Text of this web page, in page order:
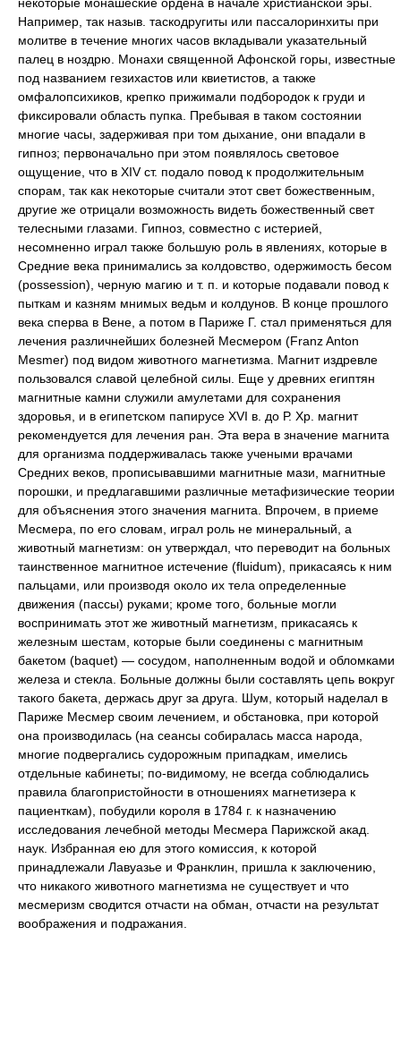
Например, так назыв. таскодругиты или пассалоринхиты при
молитве в течение многих часов вкладывали указательный
палец в ноздрю. Монахи священной Афонской горы, известные
под названием гезихастов или квиетистов, а также
омфалопсихиков, крепко прижимали подбородок к груди и
фиксировали область пупка. Пребывая в таком состоянии
многие часы, задерживая при том дыхание, они впадали в
гипноз; первоначально при этом появлялось световое
ощущение, что в XIV ст. подало повод к продолжительным
спорам, так как некоторые считали этот свет божественным,
другие же отрицали возможность видеть божественный свет
телесными глазами. Гипноз, совместно с истерией,
несомненно играл также большую роль в явлениях, которые в
Средние века принимались за колдовство, одержимость бесом
(possession), черную магию и т. п. и которые подавали повод к
пыткам и казням мнимых ведьм и колдунов. В конце прошлого
века сперва в Вене, а потом в Париже Г. стал применяться для
лечения различнейших болезней Месмером (Franz Anton
Mesmer) под видом животного магнетизма. Магнит издревле
пользовался славой целебной силы. Еще у древних египтян
магнитные камни служили амулетами для сохранения
здоровья, и в египетском папирусе XVI в. до Р. Хр. магнит
рекомендуется для лечения ран. Эта вера в значение магнита
для организма поддерживалась также учеными врачами
Средних веков, прописывавшими магнитные мази, магнитные
порошки, и предлагавшими различные метафизические теории
для объяснения этого значения магнита. Впрочем, в приеме
Месмера, по его словам, играл роль не минеральный, а
животный магнетизм: он утверждал, что переводит на больных
таинственное магнитное истечение (fluidum), прикасаясь к ним
пальцами, или производя около их тела определенные
движения (пассы) руками; кроме того, больные могли
воспринимать этот же животный магнетизм, прикасаясь к
железным шестам, которые были соединены с магнитным
бакетом (baquet) — сосудом, наполненным водой и обломками
железа и стекла. Больные должны были составлять цепь вокруг
такого бакета, держась друг за друга. Шум, который наделал в
Париже Месмер своим лечением, и обстановка, при которой
она производилась (на сеансы собиралась масса народа,
многие подвергались судорожным припадкам, имелись
отдельные кабинеты; по-видимому, не всегда соблюдались
правила благопристойности в отношениях магнетизера к
пациенткам), побудили короля в 1784 г. к назначению
исследования лечебной методы Месмера Парижской акад.
наук. Избранная ею для этого комиссия, к которой
принадлежали Лавуазье и Франклин, пришла к заключению,
что никакого животного магнетизма не существует и что
месмеризм сводится отчасти на обман, отчасти на результат
воображения и подражания.